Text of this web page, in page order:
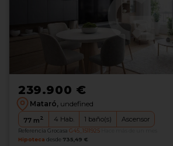
239.900 €
Mataró, undefined
77 m2 4 Hab. 1 baño(s) Ascensor
Referencia Grocasa G45_1511925
Hipoteca desde 735,49 €